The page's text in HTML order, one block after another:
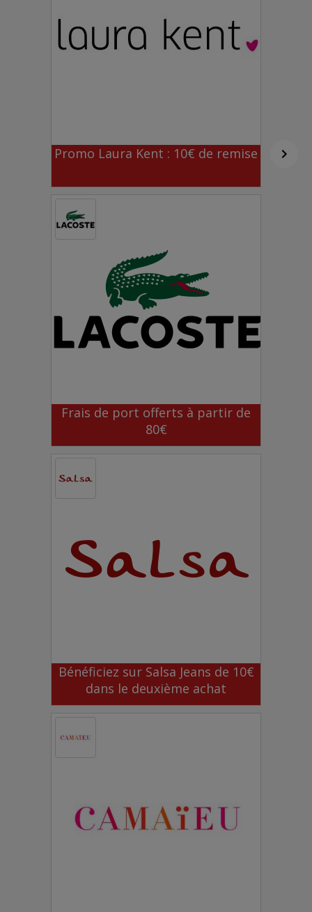
Promo Laura Kent : 10€ de remise
Frais de port offerts à partir de
80€
Bénéficiez sur Salsa Jeans de 10€
dans le deuxième achat